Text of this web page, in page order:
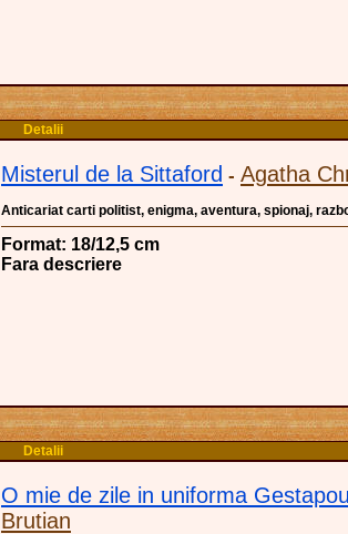
Detalii
Misterul de la Sittaford - Agatha
Anticariat carti politist, enigma, aventura, spionaj,
Format: 18/12,5 cm
Fara descriere
Detalii
O mie de zile in uniforma
Brutian